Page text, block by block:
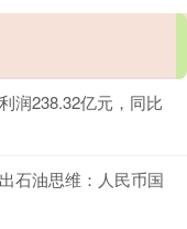
润238.32亿元，同比
石油思维：人民币国